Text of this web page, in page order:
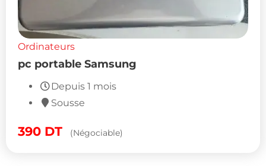
Ordinateurs
pc portable Samsung
Depuis 1 mois
Sousse
390 DT (Négociable)